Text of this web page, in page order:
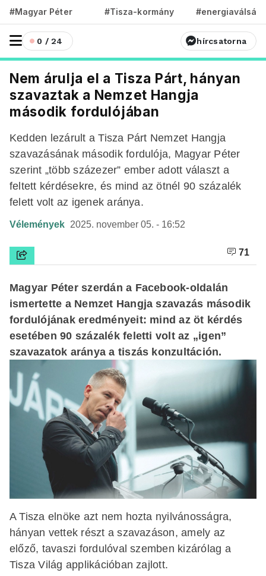
#Magyar Péter #Tisza-kormány #energiaválság
0 / 24 hírcsatorna
Nem árulja el a Tisza Párt, hányan
szavaztak a Nemzet Hangja
második fordulójában
Kedden lezárult a Tisza Párt Nemzet Hangja
szavazásának második fordulója, Magyar Péter
szerint „több százezer” ember adott választ a
feltett kérdésekre, és mind az ötnél 90 százalék
felett volt az igenek aránya.
Vélemények 2025. november 05. - 16:52
71
Magyar Péter szerdán a Facebook-oldalán
ismertette a Nemzet Hangja szavazás második
fordulójának eredményeit: mind az öt kérdés
esetében 90 százalék feletti volt az „igen”
szavazatok aránya a tiszás konzultáción.
A Tisza elnöke azt nem hozta nyilvánosságra,
hányan vettek részt a szavazáson, amely az
előző, tavaszi fordulóval szemben kizárólag a
Tisza Világ applikációban zajlott.